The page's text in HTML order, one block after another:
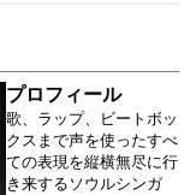
プロフィール
歌、ラップ、ビートボッ
クスまで声を使ったすべ
ての表現を縦横無尽に行
き来するソウルシンガ